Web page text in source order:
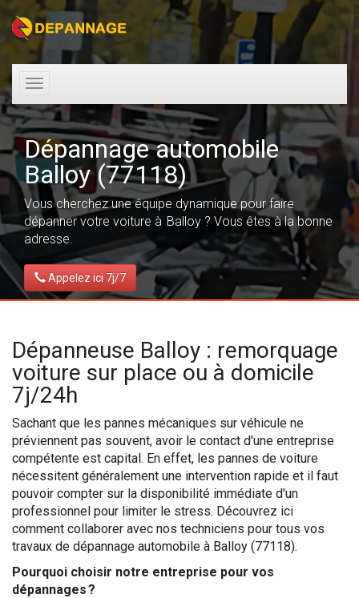
Toggle
navigation
Dépannage automobile
Balloy (77118)
Vous cherchez une équipe dynamique pour faire
dépanner votre voiture à Balloy ? Vous êtes à la bonne
adresse.
Appelez ici 7j/7
Dépanneuse Balloy : remorquage
voiture sur place ou à domicile
7j/24h
Sachant que les pannes mécaniques sur véhicule ne
préviennent pas souvent, avoir le contact d'une entreprise
compétente est capital. En effet, les pannes de voiture
nécessitent généralement une intervention rapide et il faut
pouvoir compter sur la disponibilité immédiate d'un
professionnel pour limiter le stress. Découvrez ici
comment collaborer avec nos techniciens pour tous vos
travaux de dépannage automobile à Balloy (77118).
Pourquoi choisir notre entreprise pour vos
dépannages ?